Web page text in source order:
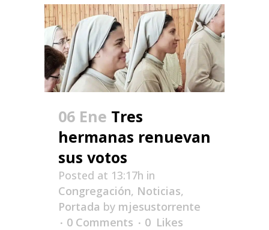
06 Ene Tres
hermanas renuevan
sus votos
Posted at 13:17h in
Congregación, Noticias,
Portada by mjesustorrente
0 Comments
0 Likes